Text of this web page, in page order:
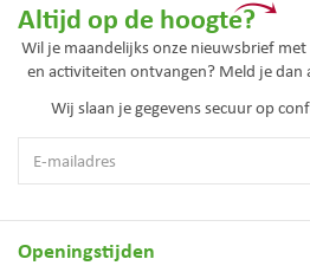
Altijd op de hoogte?
Wil je maandelijks onze nieuwsbrief
en activiteiten ontvangen? Meld je
Wij slaan je gegevens secuur op
Openingstijden